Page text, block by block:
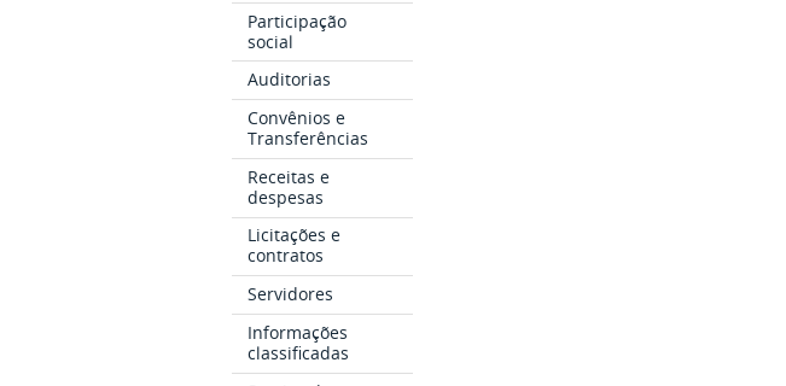
Participação
social
Auditorias
Convênios e
Transferências
Receitas e
despesas
Licitações e
contratos
Servidores
Informações
classificadas